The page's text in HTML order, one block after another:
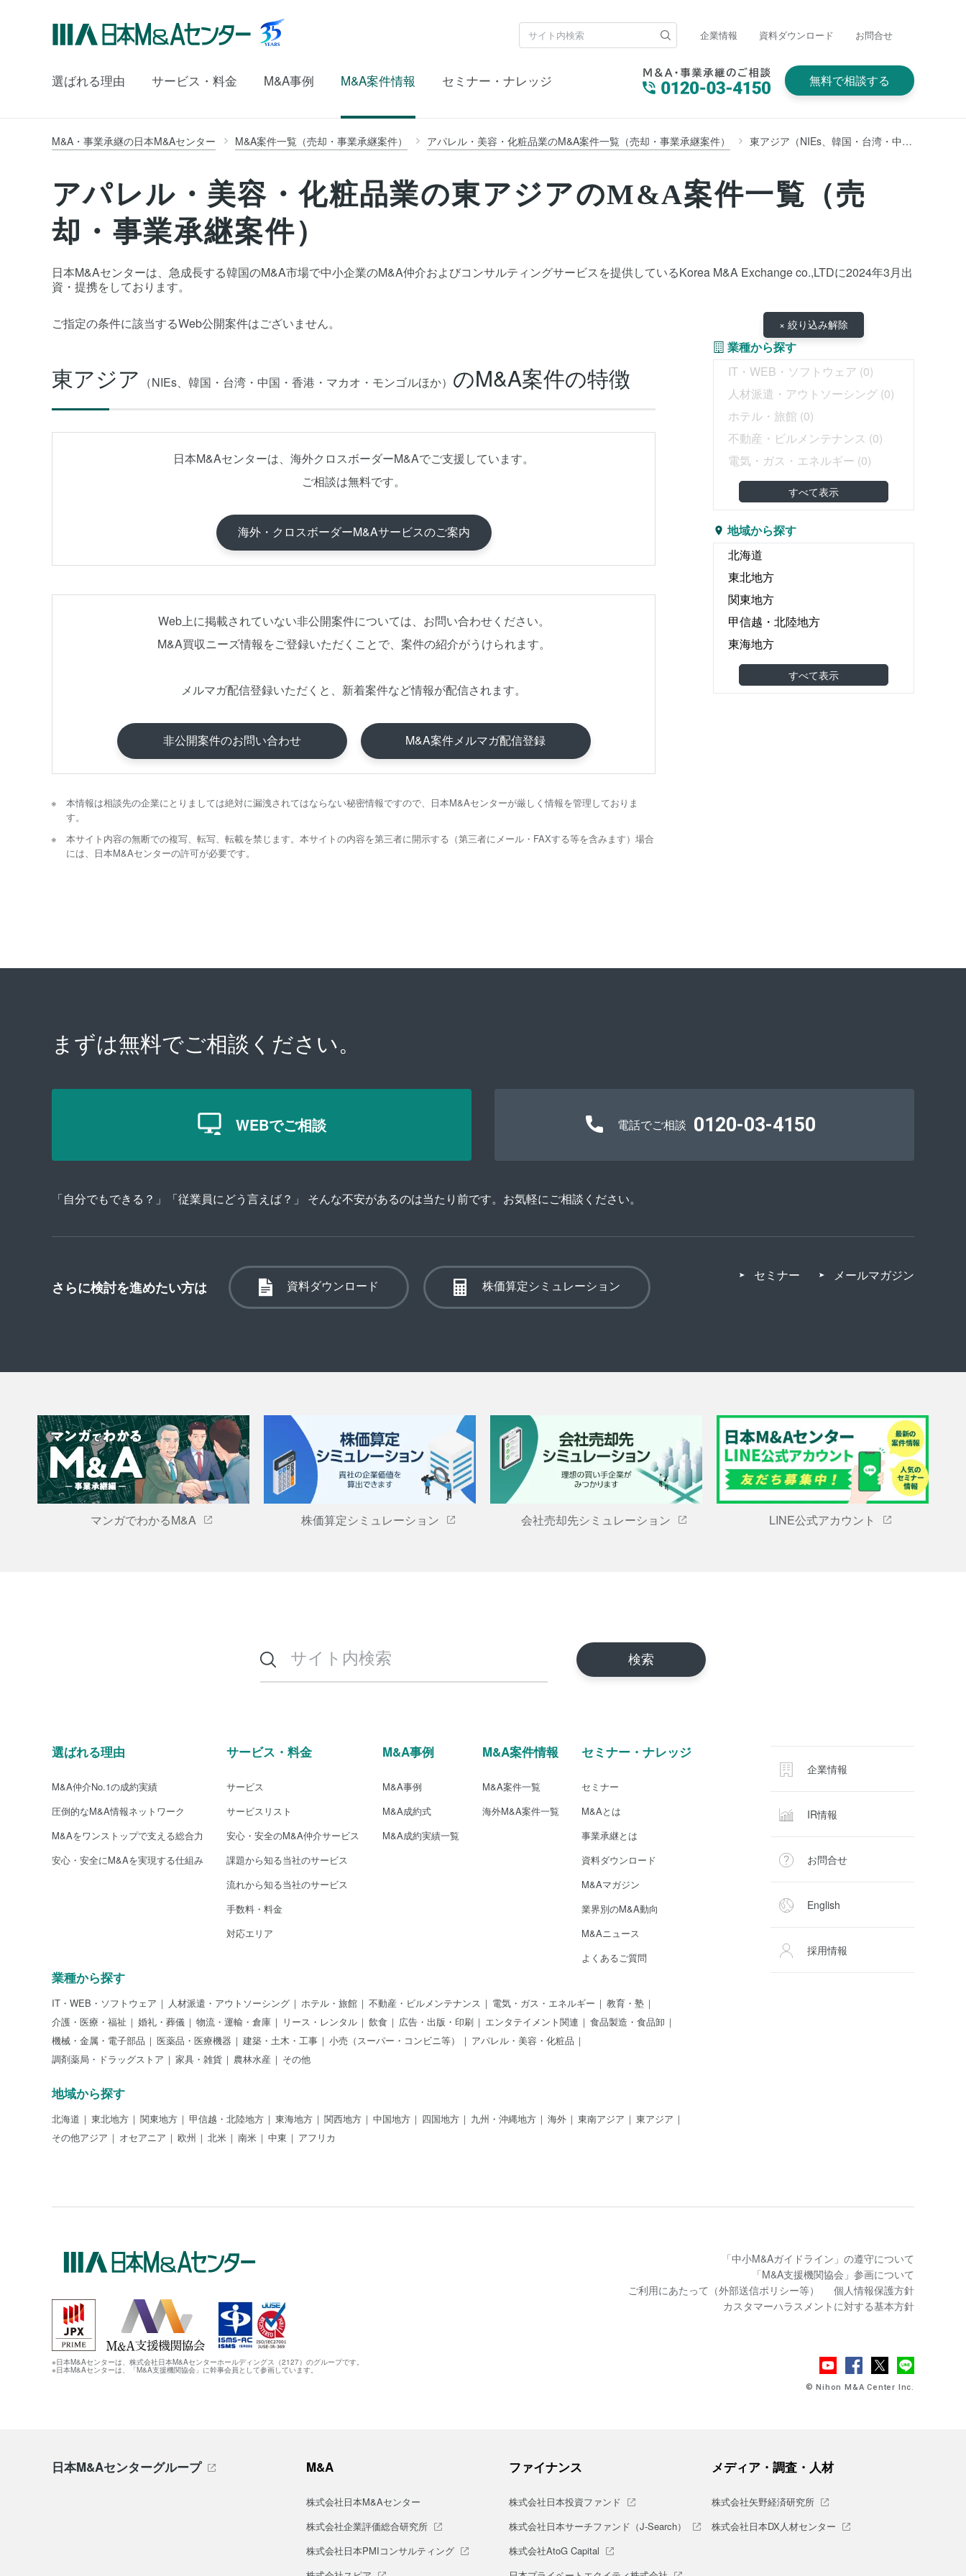
企業情報 資料ダウンロード お問合せ
選ばれる理由 サービス・料金 M&A事例 M&A案件情報 セミナー・ナレッジ 無料で相談する
M&A・事業承継の日本M&Aセンター M&A案件一覧（売却・事業承継案件） アパレル・美容・化粧品業のM&A案件一覧（売却・事業承継案件） 東アジア（NIEs、韓国・台湾・中国・香港・マカオ・モンゴルほか）
アパレル・美容・化粧品業の東アジアのM&A案件一覧（売
却・事業承継案件）
日本M&Aセンターは、急成長する韓国のM&A市場で中小企業のM&A仲介およびコンサルティングサービスを提供しているKorea M&A Exchange co.,LTDに2024年3月出
資・提携をしております。
ご指定の条件に該当するWeb公開案件はございません。
東アジア （NIEs、韓国・台湾・中国・香港・マカオ・モンゴルほか） のM&A案件の特徴
日本M&Aセンターは、海外クロスボーダーM&Aでご支援しています。
ご相談は無料です。
海外・クロスボーダーM&Aサービスのご案内
Web上に掲載されていない非公開案件については、お問い合わせください。
M&A買収ニーズ情報をご登録いただくことで、案件の紹介がうけられます。
メルマガ配信登録いただくと、新着案件など情報が配信されます。
非公開案件のお問い合わせ M&A案件メルマガ配信登録
本情報は相談先の企業にとりましては絶対に漏洩されてはならない秘密情報ですので、日本M&Aセンターが厳しく情報を管理しておりま
す。
本サイト内容の無断での複写、転写、転載を禁じます。本サイトの内容を第三者に開示する（第三者にメール・FAXする等を含みます）場合
には、日本M&Aセンターの許可が必要です。
× 絞り込み解除
業種から探す
IT・WEB・ソフトウェア (0)
人材派遣・アウトソーシング (0)
ホテル・旅館 (0)
不動産・ビルメンテナンス (0)
電気・ガス・エネルギー (0)
教育・塾(0)
介護・医療・福祉(0)
婚礼・葬儀(0)
物流・運輸・倉庫
リース・レンタル
飲食(0)
広告・出版・印刷
エンタテイメント関連
食品製造・食品卸(0)
機械・金属・電子部品(0)
すべて表示
地域から探す
北海道
東北地方
関東地方
甲信越・北陸地方
東海地方
関西地方
中国地方
すべて表示
まずは無料でご相談ください。
WEBでご相談 電話でご相談 0120-03-4150
「自分でもできる？」「従業員にどう言えば？」 そんな不安があるのは当たり前です。お気軽にご相談ください。
さらに検討を進めたい方は 資料ダウンロード 株価算定シミュレーション
セミナー メールマガジン
マンガでわかるM&A 株価算定シミュレーション 会社売却先シミュレーション LINE公式アカウント
選ばれる理由
M&A仲介No.1の成約実績
圧倒的なM&A情報ネットワーク
M&Aをワンストップで支える総合力
安心・安全にM&Aを実現する仕組み
サービス・料金
サービス
サービスリスト
安心・安全のM&A仲介サービス
課題から知る当社のサービス
流れから知る当社のサービス
手数料・料金
対応エリア
M&A事例
M&A事例
M&A成約式
M&A成約実績一覧
M&A案件情報
M&A案件一覧
海外M&A案件一覧
セミナー・ナレッジ
セミナー
M&Aとは
事業承継とは
資料ダウンロード
M&Aマガジン
業界別のM&A動向
M&Aニュース
よくあるご質問
業種から探す
IT・WEB・ソフトウェア 人材派遣・アウトソーシング ホテル・旅館 不動産・ビルメンテナンス 電気・ガス・エネルギー
教育・塾
介護・医療・福祉
婚礼・葬儀 物流・運輸・倉庫 リース・レンタル 飲食 広告・出版・印刷 エンタテイメント関連
食品製造・食品卸
機械・金属・電子部品
医薬品・医療機器 建築・土木・工事 小売（スーパー・コンビニ等）
アパレル・美容・化粧品
調剤薬局・ドラッグストア
家具・雑貨 農林水産 その他
地域から探す
北海道 東北地方 関東地方 甲信越・北陸地方 東海地方 関西地方 中国地方 四国地方 九州・沖縄地方 海外 東南アジア
東アジア
その他アジア
オセアニア 欧州 北米 南米 中東 アフリカ
企業情報
IR情報
お問合せ
English
採用情報
※日本M&Aセンターは、株式会社日本M&Aセンターホールディングス（2127）のグループです。
※日本M&Aセンターは、「M&A支援機関協会」に幹事会員として参画しています。
「中小M&Aガイドライン」の遵守について
「M&A支援機関協会」参画について
ご利用にあたって（外部送信ポリシー等）
個人情報保護方針
カスタマーハラスメントに対する基本方針
© Nihon M&A Center Inc.
日本M&Aセンターグループ M&A
株式会社日本M&Aセンター
株式会社企業評価総合研究所
株式会社日本PMIコンサルティング
ファイナンス
株式会社日本投資ファンド
株式会社日本サーチファンド（J-Search）
株式会社AtoG Capital
メディア・調査・人材
株式会社矢野経済研究所
株式会社日本DX人材センター